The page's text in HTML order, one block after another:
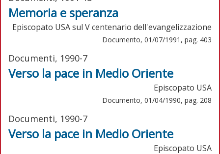
Memoria e speranza
Episcopato USA sul V centenario dell'evangelizzazione
Documento, 01/07/1991, pag. 403
Documenti, 1990-7
Verso la pace in Medio Oriente
Episcopato USA
Documento, 01/04/1990, pag. 208
Documenti, 1990-7
Verso la pace in Medio Oriente
Episcopato USA